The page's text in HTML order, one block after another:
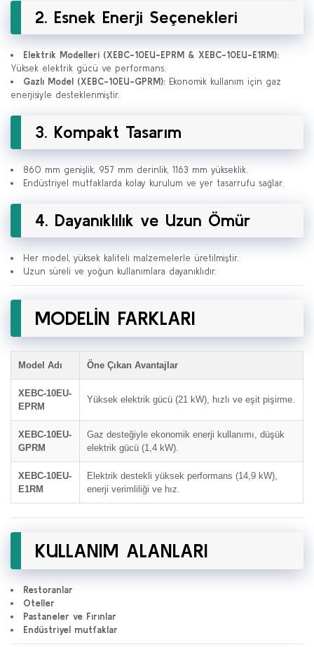
2. Esnek Enerji Seçenekleri
Elektrik Modelleri (XEBC-10EU-EPRM & XEBC-10EU-E1RM):
Yüksek elektrik gücü ve performans.
Gazlı Model (XEBC-10EU-GPRM): Ekonomik kullanım için gaz
enerjisiyle desteklenmiştir.
3. Kompakt Tasarım
860 mm genişlik, 957 mm derinlik, 1163 mm yükseklik.
Endüstriyel mutfaklarda kolay kurulum ve yer tasarrufu sağlar.
4. Dayanıklılık ve Uzun Ömür
Her model, yüksek kaliteli malzemelerle üretilmiştir.
Uzun süreli ve yoğun kullanımlara dayanıklıdır.
MODELİN FARKLARI
Model Adı Öne Çıkan Avantajlar
XEBC-10EU-
EPRM
Yüksek elektrik gücü (21 kW), hızlı ve eşit pişirme.
XEBC-10EU-
GPRM
Gaz desteğiyle ekonomik enerji kullanımı, düşük
elektrik gücü (1,4 kW).
XEBC-10EU-
E1RM
Elektrik destekli yüksek performans (14,9 kW),
enerji verimliliği ve hız.
KULLANIM ALANLARI
Restoranlar
Oteller
Pastaneler ve Fırınlar
Endüstriyel mutfaklar